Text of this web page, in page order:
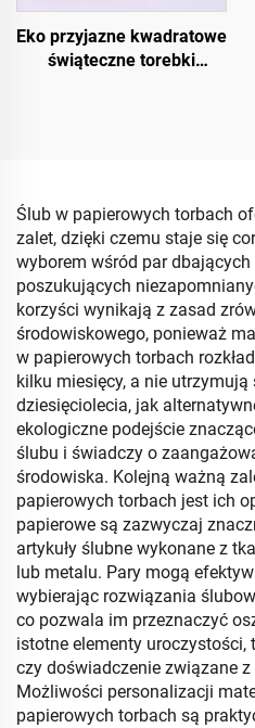
Eko przyjazne kwadratowe
świąteczne torebki
Ślub w papierowych torbach
zalet, dzięki czemu staje się
wyborem wśród par
poszukujących
korzyści wynikają z zasad
środowiskowego, ponieważ
w papierowych torbach
kilku miesięcy, a nie
dziesięciolecia, jak
ekologiczne podejście
ślubu i świadczy o
środowiska. Kolejną ważną
papierowych torbach jest ich
papierowe są zazwyczaj
artykuły ślubne wykonane z
lub metalu. Pary mogą
wybierając rozwiązania
co pozwala im przeznaczyć
istotne elementy uroczystości,
czy doświadczenie związane
Możliwości personalizacji
papierowych torbach są